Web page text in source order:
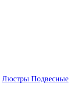
Люстры Подвесные